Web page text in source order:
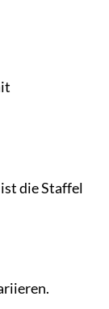
die Staffel